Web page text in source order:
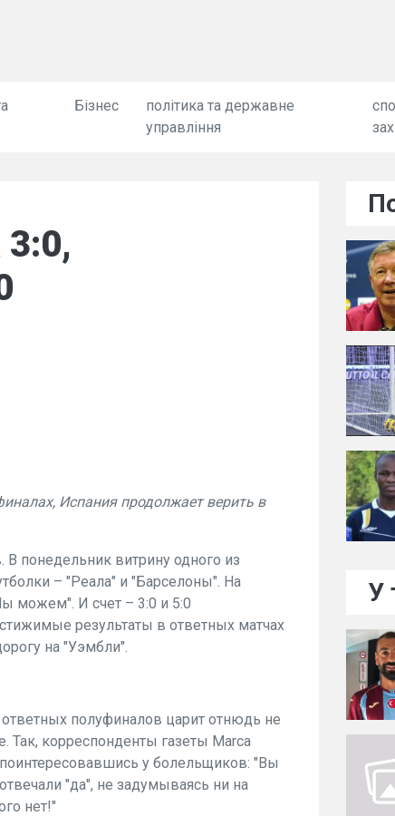
Бізнес
політика та державне
управління
Испания продолжает верить в
понедельник витрину одного из
– "Реала" и "Барселоны". На
можем". И счет – 3:0 и 5:0
результаты в ответных матчах
на "Уэмбли".
ответных полуфиналов царит отнюдь не
Так, корреспонденты газеты Marca
у болельщиков: "Вы
"да", не задумываясь ни на
нет!"
У